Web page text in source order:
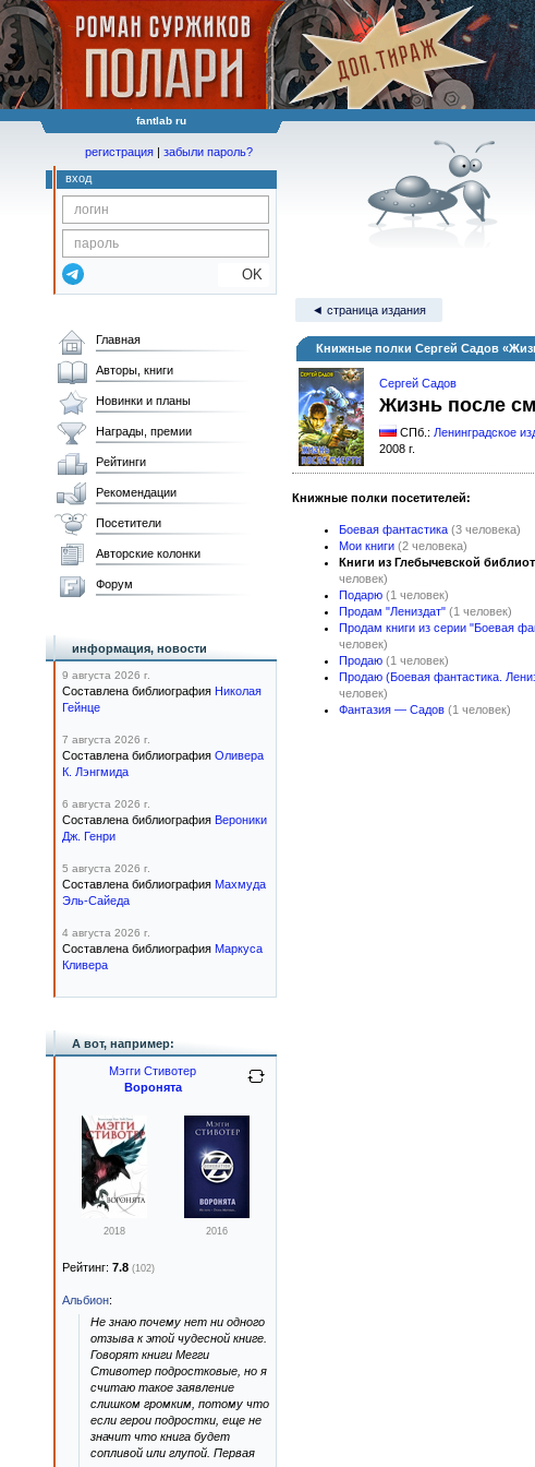
fantlab ru
регистрация | забыли пароль?
вход
OK
◄ страница издания
Книжные полки Сергей Садов
Сергей Садов
Жизнь после
СПб.: Ленинградское
2008 г.
Книжные полки посетителей:
Боевая фантастика (3 человека)
Мои книги (2 человека)
Книги из Глебычевской
человек)
Подарю (1 человек)
Продам "Лениздат" (1 человек)
Продам книги из серии "Боевая
человек)
Продаю (1 человек)
Продаю (Боевая фантастика.
человек)
Фантазия — Садов (1 человек)
Главная
Авторы, книги
Новинки и планы
Награды, премии
Рейтинги
Рекомендации
Посетители
Авторские колонки
Форум
информация, новости
9 августа 2026 г.
Составлена библиография Николая
Гейнце
7 августа 2026 г.
Составлена библиография Оливера
К. Лэнгмида
6 августа 2026 г.
Составлена библиография Вероники
Дж. Генри
5 августа 2026 г.
Составлена библиография Махмуда
Эль-Сайеда
4 августа 2026 г.
Составлена библиография Маркуса
Кливера
А вот, например:
Мэгги Стивотер
Воронята
2018 2016
Рейтинг: 7.8 (102)
Альбион:
Не знаю почему нет ни одного
отзыва к этой чудесной книге.
Говорят книги Мегги
Стивотер подростковые, но я
считаю такое заявление
слишком громким, потому что
если герои подростки, еще не
значит что книга будет
сопливой или глупой. Первая